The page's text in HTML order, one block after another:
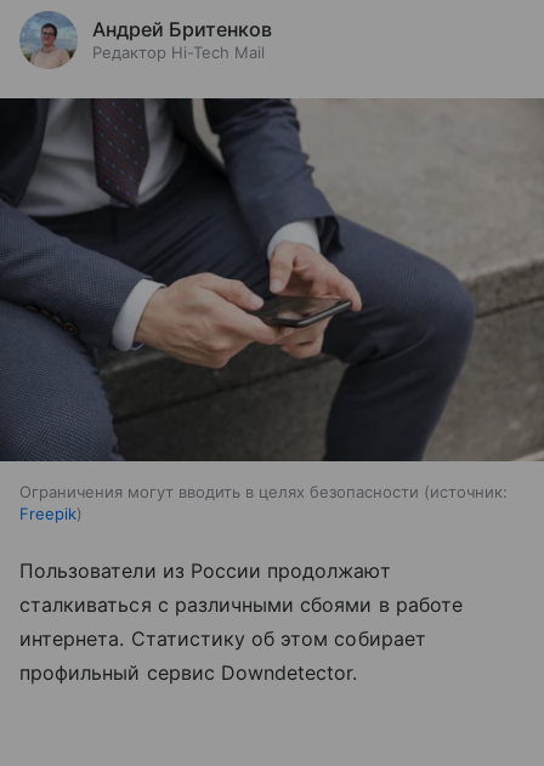
Андрей Бритенков
Редактор Hi-Tech Mail
Ограничения могут вводить в целях безопасности
источник:
Freepik
Пользователи из России продолжают
сталкиваться с различными сбоями в работе
интернета. Статистику об этом собирает
профильный сервис Downdetector.